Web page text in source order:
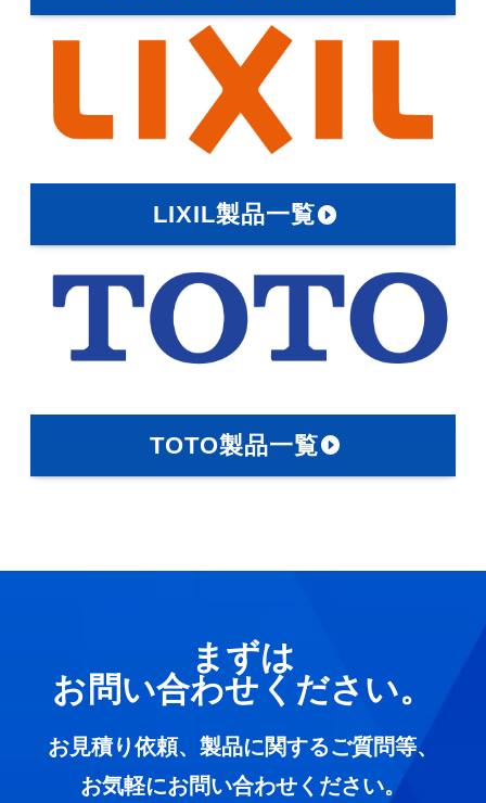
LIXIL製品一覧
TOTO製品一覧
まずは
お問い合わせください。
お見積り依頼、製品に関するご質問等、
お気軽にお問い合わせください。